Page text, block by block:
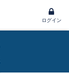
ログイン